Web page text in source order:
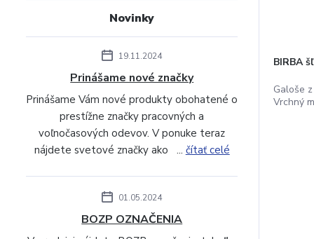
BIRBA
Galoše
Vrchný
Novinky
19.11.2024
Prinášame nové značky
Prinášame Vám nové produkty obohatené o
prestížne značky pracovných a
voľnočasových odevov. V ponuke teraz
nájdete svetové značky ako ... čítať celé
01.05.2024
BOZP OZNAČENIA